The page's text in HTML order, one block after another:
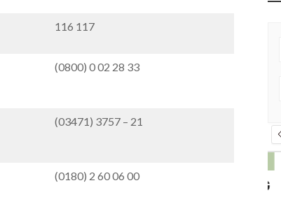
116 117
(0800) 0 02 28 33
(03471) 3757 – 21
(0180) 2 60 06 00
10 JAHRE GRUNDSCHULE MUTTIG